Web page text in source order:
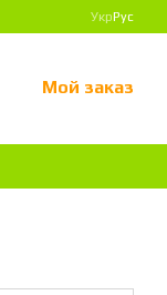
УкрРус
Мой заказ